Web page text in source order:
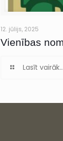
12. jūlijs, 2025
Vienības
Lasīt vairāk...